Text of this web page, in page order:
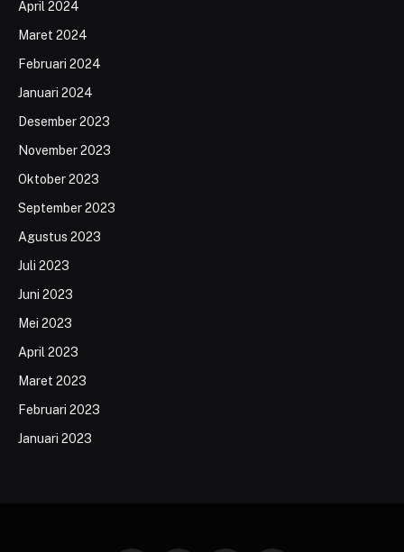
April 2024
Maret 2024
Februari 2024
Januari 2024
Desember 2023
November 2023
Oktober 2023
September 2023
Agustus 2023
Juli 2023
Juni 2023
Mei 2023
April 2023
Maret 2023
Februari 2023
Januari 2023